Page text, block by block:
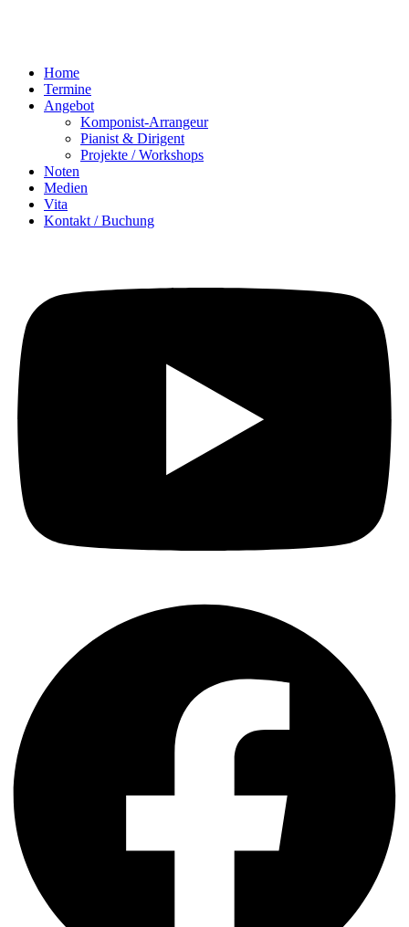
Home
Termine
Angebot
Komponist-Arrangeur
Pianist & Dirigent
Projekte / Workshops
Noten
Medien
Vita
Kontakt / Buchung